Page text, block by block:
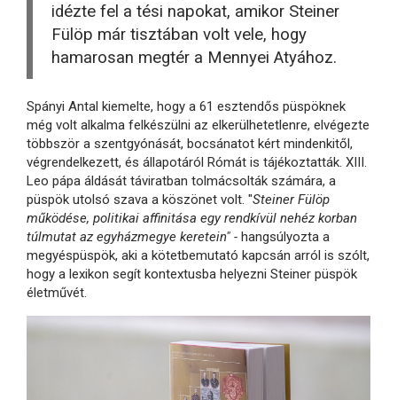
idézte fel a tési napokat, amikor Steiner
Fülöp már tisztában volt vele, hogy
hamarosan megtér a Mennyei Atyához.
Spányi Antal kiemelte, hogy a 61 esztendős püspöknek
még volt alkalma felkészülni az elkerülhetetlenre, elvégezte
többször a szentgyónását, bocsánatot kért mindenkitől,
végrendelkezett, és állapotáról Rómát is tájékoztatták. XIII.
Leo pápa áldását táviratban tolmácsolták számára, a
püspök utolsó szava a köszönet volt. "Steiner Fülöp
működése, politikai affinitása egy rendkívül nehéz korban
túlmutat az egyházmegye keretein" - hangsúlyozta a
megyéspüspök, aki a kötetbemutató kapcsán arról is szólt,
hogy a lexikon segít kontextusba helyezni Steiner püspök
életművét.